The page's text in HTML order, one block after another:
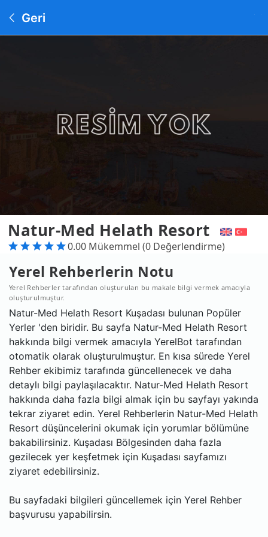
Geri
Natur-Med Helath Resort
0.00 Mükemmel (0 Değerlendirme)
Yerel Rehberlerin Notu
Yerel Rehberler tarafından oluşturulan bu makale bilgi vermek amacıyla
oluşturulmuştur.
Natur-Med Helath Resort Kuşadası bulunan Popüler
Yerler 'den biridir. Bu sayfa Natur-Med Helath Resort
hakkında bilgi vermek amacıyla YerelBot tarafından
otomatik olarak oluşturulmuştur. En kısa sürede Yerel
Rehber ekibimiz tarafında güncellenecek ve daha
detaylı bilgi paylaşılacaktır. Natur-Med Helath Resort
hakkında daha fazla bilgi almak için bu sayfayı yakında
tekrar ziyaret edin. Yerel Rehberlerin Natur-Med Helath
Resort düşüncelerini okumak için yorumlar bölümüne
bakabilirsiniz. Kuşadası Bölgesinden daha fazla
gezilecek yer keşfetmek için Kuşadası sayfamızı
ziyaret edebilirsiniz.
Bu sayfadaki bilgileri güncellemek için Yerel Rehber
başvurusu yapabilirsin.